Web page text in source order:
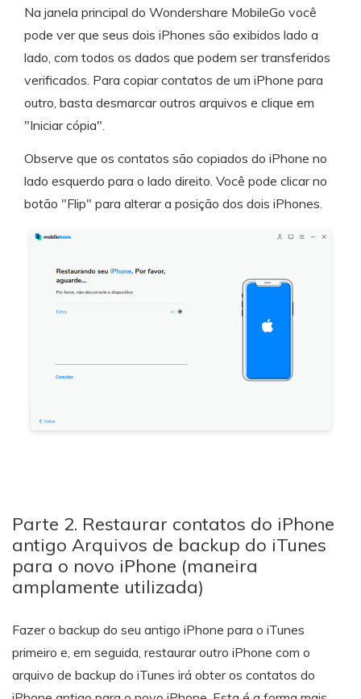
Na janela principal do Wondershare MobileGo você
pode ver que seus dois iPhones são exibidos lado a
lado, com todos os dados que podem ser transferidos
verificados. Para copiar contatos de um iPhone para
outro, basta desmarcar outros arquivos e clique em
"Iniciar cópia".
Observe que os contatos são copiados do iPhone no
lado esquerdo para o lado direito. Você pode clicar no
botão "Flip" para alterar a posição dos dois iPhones.
Parte 2. Restaurar contatos do iPhone
antigo Arquivos de backup do iTunes
para o novo iPhone (maneira
amplamente utilizada)
Fazer o backup do seu antigo iPhone para o iTunes
primeiro e, em seguida, restaurar outro iPhone com o
arquivo de backup do iTunes irá obter os contatos do